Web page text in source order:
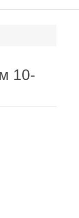
10-